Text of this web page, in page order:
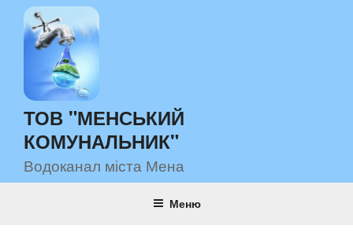
Перейти
вмісту
ТОВ "МЕНСЬКИЙ
КОМУНАЛЬНИК"
Водоканал міста Мена
Меню